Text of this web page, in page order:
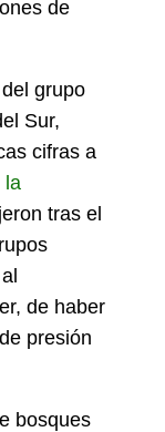
de
grupo
Sur,
cifras a
la
tras el
de haber
presión
bosques